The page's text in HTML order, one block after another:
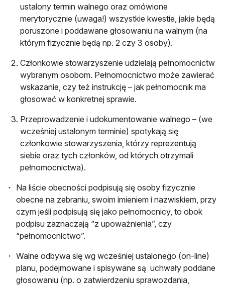
ustalony termin walnego oraz omówione
merytorycznie (uwaga!) wszystkie kwestie, jakie będą
poruszone i poddawane głosowaniu na walnym (na
którym fizycznie będą np. 2 czy 3 osoby).
Członkowie stowarzyszenie udzielają pełnomocnictw
wybranym osobom. Pełnomocnictwo może zawierać
wskazanie, czy też instrukcję – jak pełnomocnik ma
głosować w konkretnej sprawie.
Przeprowadzenie i udokumentowanie walnego – (we
wcześniej ustalonym terminie) spotykają się
członkowie stowarzyszenia, którzy reprezentują
siebie oraz tych członków, od których otrzymali
pełnomocnictwa).
Na liście obecności podpisują się osoby fizycznie
obecne na zebraniu, swoim imieniem i nazwiskiem, przy
czym jeśli podpisują się jako pełnomocnicy, to obok
podpisu zaznaczają “z upoważnienia”, czy
“pełnomocnictwo”.
Walne odbywa się wg wcześniej ustalonego (on-line)
planu, podejmowane i spisywane są uchwały poddane
głosowaniu (np. o zatwierdzeniu sprawozdania,